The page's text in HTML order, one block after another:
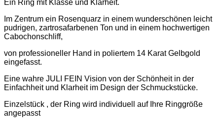
Ein Ring mit Klasse und Klarheit.
Im Zentrum ein Rosenquarz in einem wunderschönen leicht
pudrigen, zartrosafarbenen Ton und in einem hochwertigen
Cabochonschliff,
von professioneller Hand in poliertem 14 Karat Gelbgold
eingefasst.
Eine wahre JULI FEIN Vision von der Schönheit in der
Einfachheit und Klarheit im Design der Schmuckstücke.
Einzelstück , der Ring wird individuell auf Ihre Ringgröße
angepasst